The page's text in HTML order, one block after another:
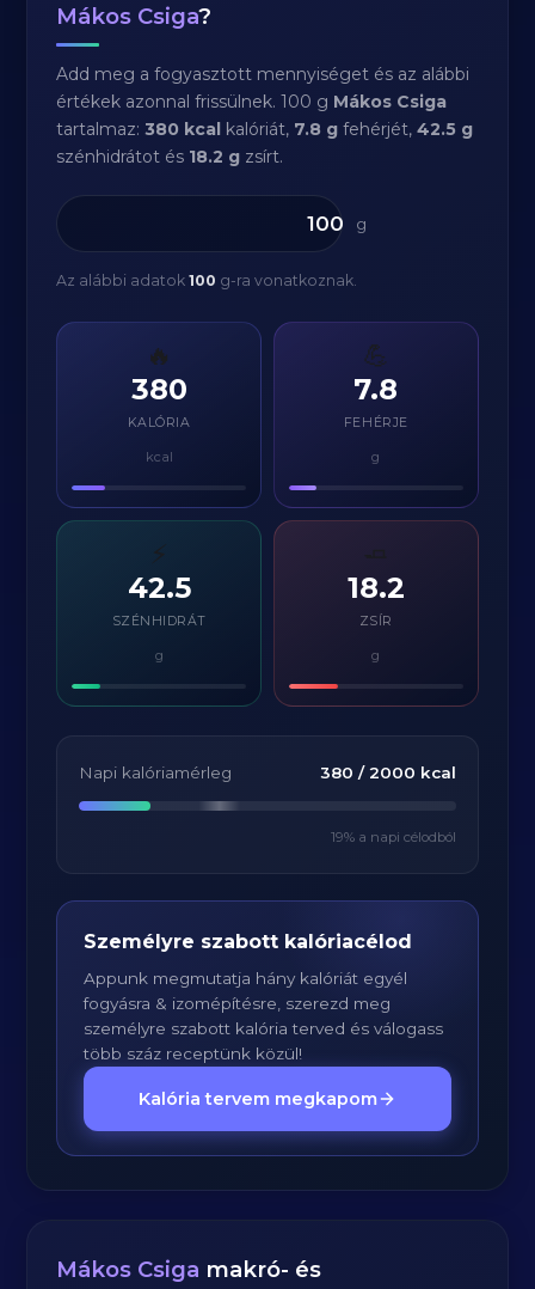
Mákos Csiga?
Add meg a fogyasztott mennyiséget és az alábbi
értékek azonnal frissülnek. 100 g Mákos Csiga
tartalmaz:380 kcal kalóriát, 7.8 g fehérjét,42.5 g
szénhidrátot és 18.2 g zsírt.
g
Az alábbi adatok100 g-ra vonatkoznak.
🔥
380
KALÓRIA
kcal
💪
7.8
FEHÉRJE
g
⚡
42.5
SZÉNHIDRÁT
g
18.2
ZSÍR
g
Napi kalóriamérleg 380 / 2000 kcal
19% a napi célodból
Személyre szabott kalóriacélod
Appunk megmutatja hány kalóriát egyél
fogyásra & izomépítésre, szerezd meg
személyre szabott kalória terved és válogass
több száz receptünk közül!
Kalória tervem megkapom
Mákos Csiga makró- és